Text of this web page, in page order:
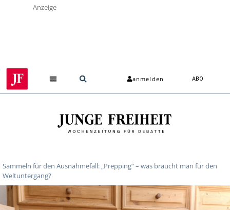
Anzeige
anmelden ABO
Sammeln für den Ausnahmefall: „Prepping“ – was braucht man für den
Weltuntergang?